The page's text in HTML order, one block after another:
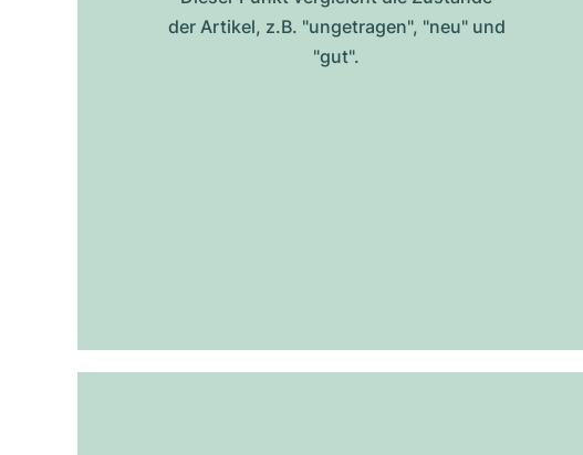
der Artikel, z.B. "ungetragen", "neu" und
"gut".